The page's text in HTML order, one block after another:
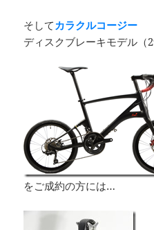
そしてカラクルコージー
ディスクブレーキモデル（
をご成約の方には…